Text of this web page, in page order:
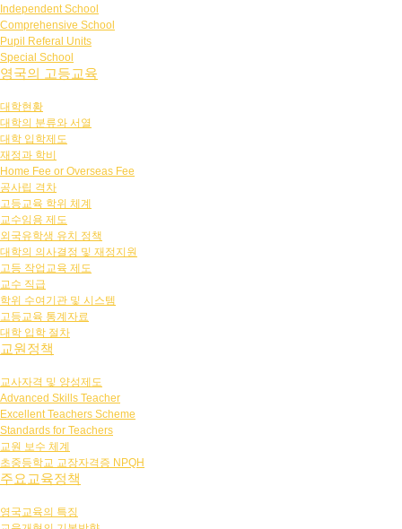
Independent School
Comprehensive School
Pupil Referal Units
Special School
영국의 고등교육
대학현황
대학의 분류와 서열
대학 입학제도
재정과 학비
Home Fee or Overseas Fee
공사립 격차
고등교육 학위 체계
교수임용 제도
외국유학생 유치 정책
대학의 의사결정 및 재정지원
고등 작업교육 제도
교수 직급
학위 수여기관 및 시스템
고등교육 통계자료
대학 입학 절차
교원정책
교사자격 및 양성제도
Advanced Skills Teacher
Excellent Teachers Scheme
Standards for Teachers
교원 보수 체계
초중등학교 교장자격증 NPQH
주요교육정책
영국교육의 특징